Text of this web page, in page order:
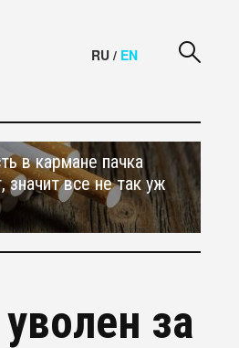
RU / EN
в кармане пачка
значит все не так уж
за